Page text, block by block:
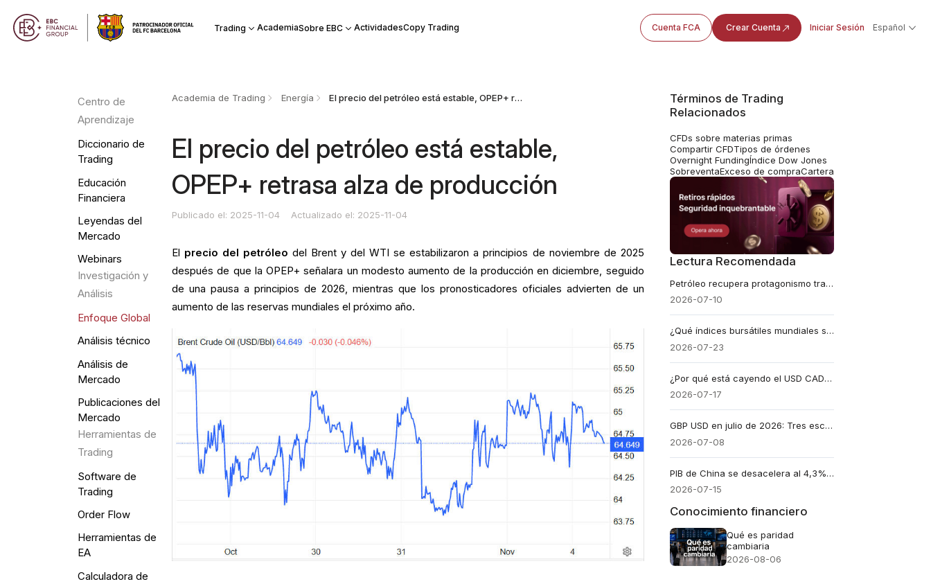
Trading AcademiaSobre EBC ActividadesCopy Trading Cuenta FCA Crear Cuenta Iniciar Sesión Español
Centro de
Aprendizaje
Diccionario de
Trading
Educación
Financiera
Leyendas del
Mercado
Webinars
Investigación y
Análisis
Enfoque Global
Análisis técnico
Análisis de
Mercado
Publicaciones del
Mercado
Herramientas de
Trading
Software de
Trading
Order Flow
Herramientas de
EA
Calculadora de
Academia de Trading Energía El precio del petróleo está estable, OPEP+ retrasa alza de producción
El precio del petróleo está estable,
OPEP+ retrasa alza de producción
Publicado el: 2025-11-04 Actualizado el: 2025-11-04
El precio del petróleo del Brent y del WTI se estabilizaron a principios de noviembre de 2025
después de que la OPEP+ señalara un modesto aumento de la producción en diciembre, seguido
de una pausa a principios de 2026, mientras que los pronosticadores oficiales advierten de un
aumento de las reservas mundiales el próximo año.
Términos de Trading
Relacionados
CFDs sobre materias primas
Compartir CFDTipos de órdenes
Overnight FundingÍndice Dow Jones
SobreventaExceso de compraCartera
Lectura Recomendada
Petróleo recupera protagonismo tras la ruptura del alto al fuego entre Estados Unidos e Irán
2026-07-10
¿Qué índices bursátiles mundiales se benefician de los precios más altos del petróleo?
2026-07-23
¿Por qué está cayendo el USD CAD? El IPC de Canadá podría determinar el futuro.
2026-07-17
GBP USD en julio de 2026: Tres escenarios de precios a tener en cuenta.
2026-07-08
PIB de China se desacelera al 4,3%: ¿Por qué el USD CNH apenas se movió?
2026-07-15
Conocimiento financiero
Qué es paridad
cambiaria
2026-08-06